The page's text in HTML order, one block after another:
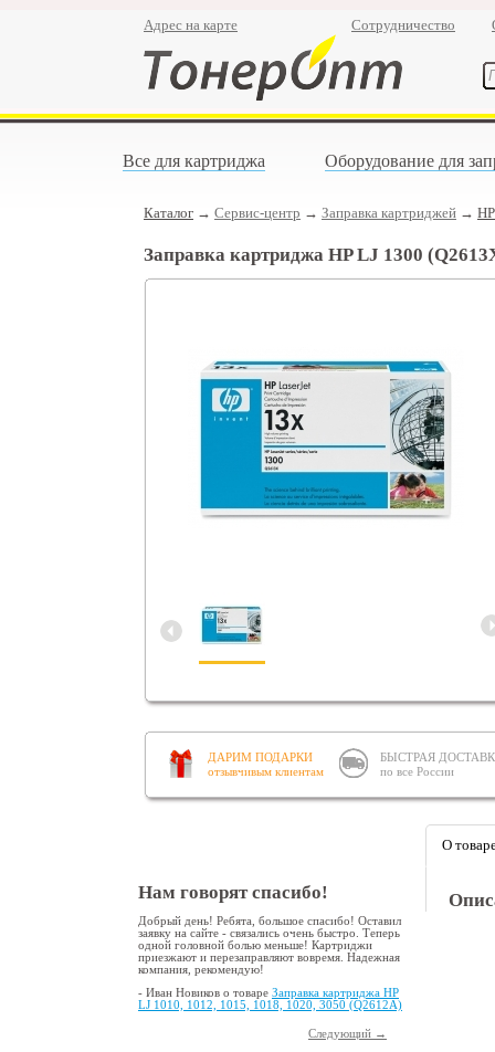
Адрес на карте Сотрудничество
Все для картриджа Оборудование для
Каталог → Сервис-центр → Заправка картриджей → HP
Заправка картриджа HP LJ 1300
ДАРИМ ПОДАРКИ
отзывчивым клиентам
БЫСТРАЯ
по все России
Нам говорят спасибо!
Добрый день! Ребята, большое спасибо! Оставил
заявку на сайте - связались очень быстро. Теперь
одной головной болью меньше! Картриджи
приезжают и перезаправляют вовремя. Надежная
компания, рекомендую!
- Иван Новиков о товаре Заправка картриджа HP
LJ 1010, 1012, 1015, 1018, 1020, 3050 (Q2612A)
Следующий →
О